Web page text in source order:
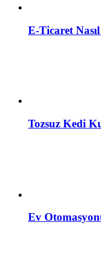
E-Ticaret Nasıl
Tozsuz Kedi
Ev